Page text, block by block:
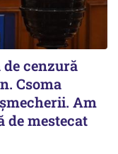
cenzură
Csoma
Am
de mestecat